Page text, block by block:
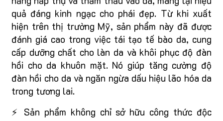
quả đáng kinh ngạc cho phái đẹp. Từ khi xuất
hiện trên thị trường Mỹ, sản phẩm này đã được
đánh giá cao trong việc tái tạo tế bào da, cung
cấp dưỡng chất cho làn da và khôi phục độ đàn
hồi cho da khuôn mặt. Nó giúp tăng cường độ
đàn hồi cho da và ngăn ngừa dấu hiệu lão hóa da
trong tương lai.
⚡ Sản phẩm không chỉ sở hữu công thức độc